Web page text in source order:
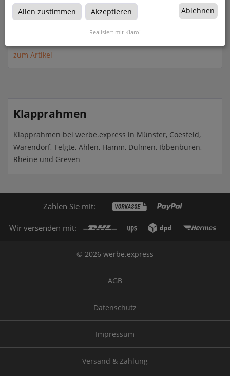
Klapprahmen Secure
zum Artikel
Klapprahmen
Klapprahmen bei werbe.express in Münster, Coesfeld,
Warendorf, Telgte, Ahlen, Hamm, Dülmen, Ibbenbüren,
Rheine und Greven
Zahlen Sie mit:
Wir versenden mit:
© 2026 werbe.express
AGB
Datenschutz
Impressum
Versand & Zahlung
Allen zustimmen Akzeptieren Ablehnen
Realisiert mit Klaro!